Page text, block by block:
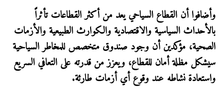
وأضافوا أن القطاع السياحي يعد من أكثر القطاعات تأثراً
بالأحداث السياسية والاقتصادية والكوارث الطبيعية والأزمات
الصحية، مؤكدين أن وجود صندوق متخصص للمخاطر السياحية
سيشكل مظلة أمان للقطاع، ويعزز من قدرته على التعافي السريع
واستعادة نشاطه عند وقوع أي أزمات طارئة.